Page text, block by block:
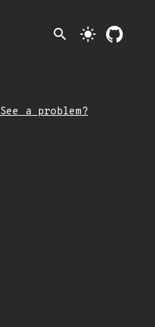
search light_mode
See a problem?